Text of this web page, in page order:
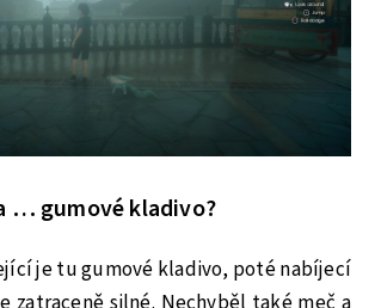
… gumové kladivo?
je tu gumové kladivo, poté nabíjecí